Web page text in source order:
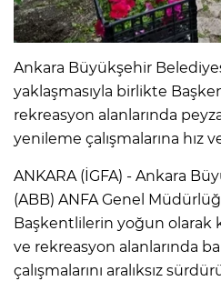
Ankara Büyükşehir
yaklaşmasıyla birlikte
rekreasyon alanlarında
yenileme çalışmalarına hız
ANKARA (İGFA) - Ankara
(ABB) ANFA Genel
Başkentlilerin yoğun olarak
ve rekreasyon alanlarında
çalışmalarını aralıksız